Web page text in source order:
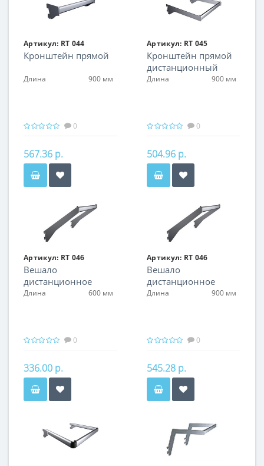
Артикул: RT 044
Кронштейн прямой
Длина 900 мм
0
567.36 р.
Артикул: RT 045
Кронштейн прямой
дистанционный
Длина 900 мм
0
504.96 р.
Артикул: RT 046
Вешало
дистанционное
наклонное
Длина 600 мм
0
336.00 р.
Артикул: RT 046
Вешало
дистанционное
наклонное
Длина 900 мм
0
545.28 р.